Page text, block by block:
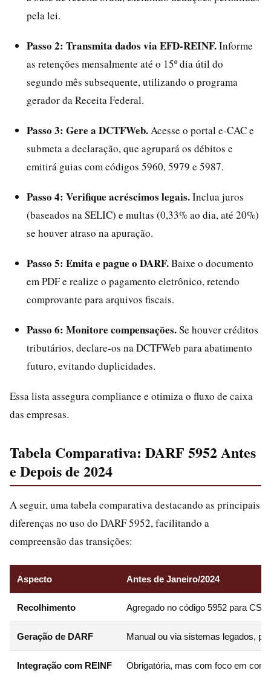
pela lei.
Passo 2: Transmita dados via EFD-REINF.Informe
as retenções mensalmente até o 15º dia útil do
segundo mês subsequente, utilizando o programa
gerador da Receita Federal.
Passo 3: Gere a DCTFWeb.Acesse o portal e-CAC e
submeta a declaração, que agrupará os débitos e
emitirá guias com códigos 5960, 5979 e 5987.
Passo 4: Verifique acréscimos legais.Inclua juros
(baseados na SELIC) e multas (0,33% ao dia, até 20%)
se houver atraso na apuração.
Passo 5: Emita e pague o DARF.Baixe o documento
em PDF e realize o pagamento eletrônico, retendo
comprovante para arquivos fiscais.
Passo 6: Monitore compensações.Se houver créditos
tributários, declare-os na DCTFWeb para abatimento
futuro, evitando duplicidades.
Essa lista assegura compliance e otimiza o fluxo de caixa
das empresas.
Tabela Comparativa: DARF 5952 Antes
e Depois de 2024
A seguir, uma tabela comparativa destacando as principais
diferenças no uso do DARF 5952, facilitando a
compreensão das transições:
Aspecto Antes de Janeiro/2024
Recolhimento Agregado no código 5952 para
Geração de DARF Manual ou via sistemas legados,
Integração com REINF Obrigatória, mas com foco em